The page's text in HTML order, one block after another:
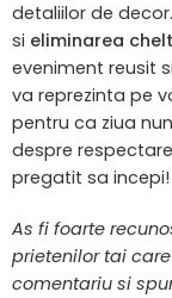
detaliilor de
si eliminarea
eveniment reusit
va reprezinta pe
pentru ca ziua
despre
pregatit sa incepi!
As fi foarte
prietenilor tai
comentariu si